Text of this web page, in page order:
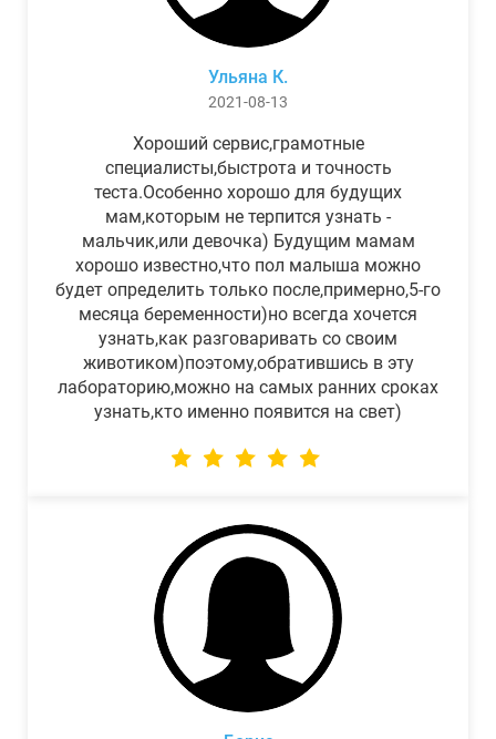
Ульяна К.
2021-08-13
Хороший сервис,грамотные
специалисты,быстрота и точность
теста.Особенно хорошо для будущих
мам,которым не терпится узнать -
мальчик,или девочка) Будущим мамам
хорошо известно,что пол малыша можно
будет определить только после,примерно,5-го
месяца беременности)но всегда хочется
узнать,как разговаривать со своим
животиком)поэтому,обратившись в эту
лабораторию,можно на самых ранних сроках
узнать,кто именно появится на свет)